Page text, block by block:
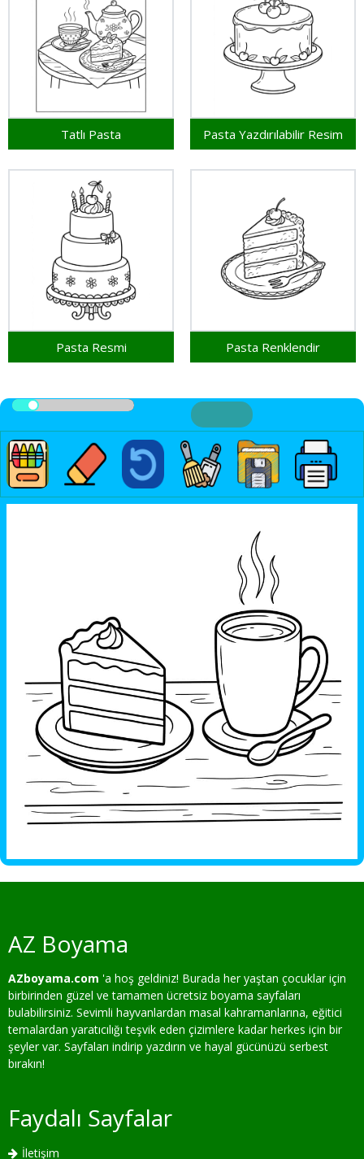
Tatlı Pasta Pasta Yazdırılabilir Resim
Pasta Resmi Pasta Renklendir
AZ Boyama
AZboyama.com 'a hoş geldiniz! Burada her yaştan çocuklar için
birbirinden güzel ve tamamen ücretsiz boyama sayfaları
bulabilirsiniz. Sevimli hayvanlardan masal kahramanlarına, eğitici
temalardan yaratıcılığı teşvik eden çizimlere kadar herkes için bir
şeyler var. Sayfaları indirip yazdırın ve hayal gücünüzü serbest
bırakın!
Faydalı Sayfalar
İletişim